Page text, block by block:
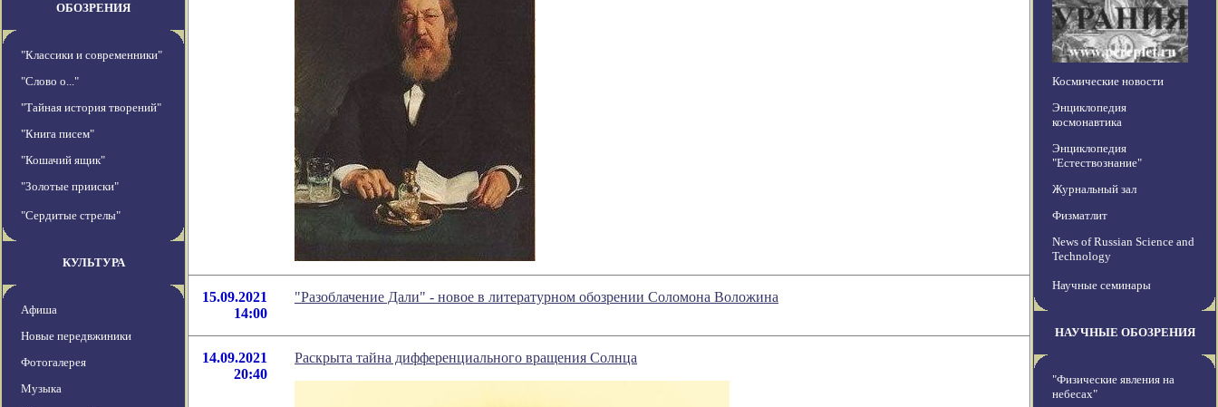
ОБОЗРЕНИЯ
"Классики и современники"
"Слово о..."
"Тайная история творений"
"Книга писем"
"Кошачий ящик"
"Золотые прииски"
"Сердитые стрелы"
КУЛЬТУРА
Афиша
Новые передвжиники
Фотогалерея
Музыка
15.09.2021
14:00
"Разоблачение Дали" - новое в литературном обозрении Соломона Воложина
14.09.2021
20:40
Раскрыта тайна дифференциального вращения Солнца
Космические новости
Энциклопедия
космонавтика
Энциклопедия
"Естествознание"
Журнальный зал
Физматлит
News of Russian Science and
Technology
Научные семинары
НАУЧНЫЕ ОБОЗРЕНИЯ
"Физические явления на
небесах"